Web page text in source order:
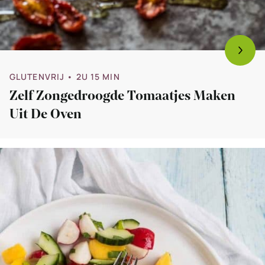
GLUTENVRIJ • 2U 15 MIN
Zelf Zongedroogde Tomaatjes Maken
Uit De Oven
Bekijk
mangosalade
met
komkommer